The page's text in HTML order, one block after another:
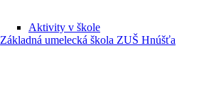
Aktivity v škole
Základná umelecká škola ZUŠ Hnúšťa